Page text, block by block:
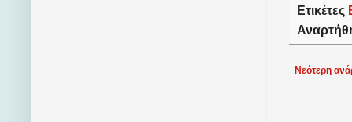
Ετικέτες
Νεότερη